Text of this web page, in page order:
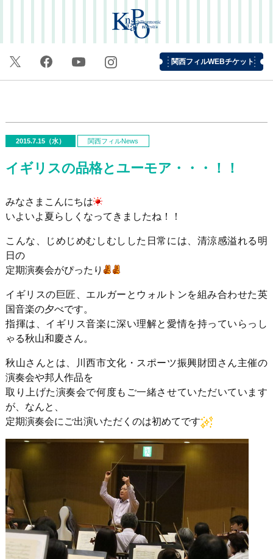
関西フィルWEBチケット
2015.7.15（水） 関西フィルNews
イギリスの品格とユーモア・・・！！
みなさまこんにちは
いよいよ夏らしくなってきましたね！！
こんな、じめじめむしむしした日常には、清涼感溢れる明
日の
定期演奏会がぴったり
イギリスの巨匠、エルガーとウォルトンを組み合わせた英
国音楽の夕べです。
指揮は、イギリス音楽に深い理解と愛情を持っていらっし
ゃる秋山和慶さん。
秋山さんとは、川西市文化・スポーツ振興財団さん主催の
演奏会や邦人作品を
取り上げた演奏会で何度もご一緒させていただいています
が、なんと、
定期演奏会にご出演いただくのは初めてです